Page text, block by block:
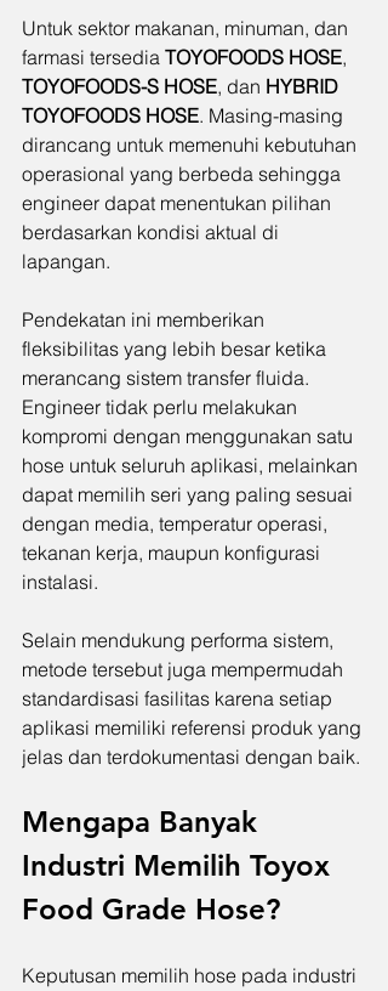
Untuk sektor makanan, minuman, dan
farmasi tersedia TOYOFOODS HOSE,
TOYOFOODS-S HOSE, dan HYBRID
TOYOFOODS HOSE. Masing-masing
dirancang untuk memenuhi kebutuhan
operasional yang berbeda sehingga
engineer dapat menentukan pilihan
berdasarkan kondisi aktual di
lapangan.
Pendekatan ini memberikan
fleksibilitas yang lebih besar ketika
merancang sistem transfer fluida.
Engineer tidak perlu melakukan
kompromi dengan menggunakan satu
hose untuk seluruh aplikasi, melainkan
dapat memilih seri yang paling sesuai
dengan media, temperatur operasi,
tekanan kerja, maupun konfigurasi
instalasi.
Selain mendukung performa sistem,
metode tersebut juga mempermudah
standardisasi fasilitas karena setiap
aplikasi memiliki referensi produk yang
jelas dan terdokumentasi dengan baik.
Mengapa Banyak
Industri Memilih Toyox
Food Grade Hose?
Keputusan memilih hose pada industri